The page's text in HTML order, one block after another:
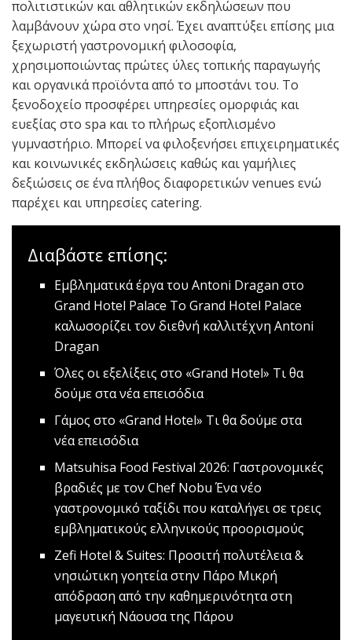
πολιτιστικών και αθλητικών εκδηλώσεων που
λαμβάνουν χώρα στο νησί. Έχει αναπτύξει επίσης μια
ξεχωριστή γαστρονομική φιλοσοφία,
χρησιμοποιώντας πρώτες ύλες τοπικής παραγωγής
και οργανικά προϊόντα από το μποστάνι του. Το
ξενοδοχείο προσφέρει υπηρεσίες ομορφιάς και
ευεξίας στο spa και το πλήρως εξοπλισμένο
γυμναστήριο. Μπορεί να φιλοξενήσει επιχειρηματικές
και κοινωνικές εκδηλώσεις καθώς και γαμήλιες
δεξιώσεις σε ένα πλήθος διαφορετικών venues ενώ
παρέχει και υπηρεσίες catering.
Διαβάστε επίσης:
Εμβληματικά έργα του Antoni Dragan στο
Grand Hotel Palace Το Grand Hotel Palace
καλωσορίζει τον διεθνή καλλιτέχνη Antoni
Dragan
Όλες οι εξελίξεις στο «Grand Hotel» Τι θα
δούμε στα νέα επεισόδια
Γάμος στο «Grand Hotel» Τι θα δούμε στα
νέα επεισόδια
Matsuhisa Food Festival 2026: Γαστρονομικές
βραδιές με τον Chef Nobu Ένα νέο
γαστρονομικό ταξίδι που καταλήγει σε τρεις
εμβληματικούς ελληνικούς προορισμούς
Zefi Hotel & Suites: Προσιτή πολυτέλεια &
νησιώτικη γοητεία στην Πάρο Μικρή
απόδραση από την καθημερινότητα στη
μαγευτική Νάουσα της Πάρου